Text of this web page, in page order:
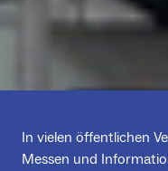
In vielen öffentlichen
Messen und